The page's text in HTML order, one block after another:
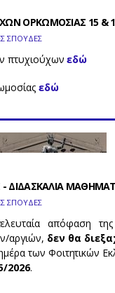
ΟΡΚΩΜΟΣΙΑΣ 15 &
ΣΠΟΥΔΕΣ
πτυχιούχωνεδώ
εδώ
- ΔΙΔΑΣΚΑΛΙΑ
ΣΠΟΥΔΕΣ
απόφαση
αργιών, δεν θα
των Φοιτητικών
2026.